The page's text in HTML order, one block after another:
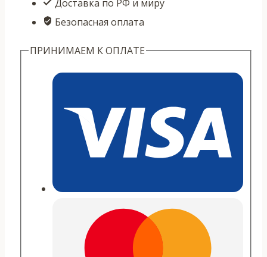
Доставка по РФ и миру
Безопасная оплата
ПРИНИМАЕМ К ОПЛАТЕ